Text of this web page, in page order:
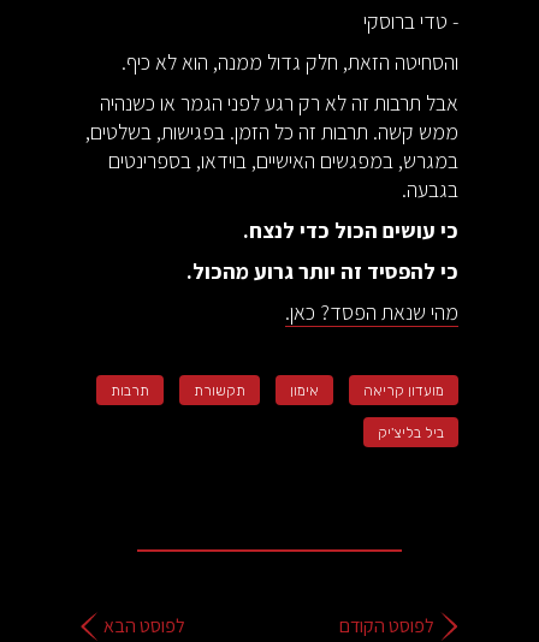
- טדי ברוסקי
והסחיטה הזאת, חלק גדול ממנה, הוא לא כיף.
אבל תרבות זה לא רק רגע לפני הגמר או כשנהיה
ממש קשה. תרבות זה כל הזמן. בפגישות, בשלטים,
במגרש, במפגשים האישיים, בוידאו, בספרינטים
בגבעה.
כי עושים הכול כדי לנצח.
כי להפסיד זה יותר גרוע מהכול.
‍מהי שנאת הפסד? כאן.
מועדון קריאה אימון תקשורת תרבות
ביל בליצ'יק
לפוסט הקודם לפוסט הבא